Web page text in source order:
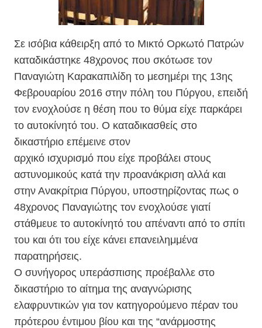
Σε ισόβια κάθειρξη από το Μικτό Ορκωτό Πατρών
καταδικάστηκε 48χρονος που σκότωσε τον
Παναγιώτη Καρακαπιλίδη το μεσημέρι της 13ης
Φεβρουαρίου 2016 στην πόλη του Πύργου, επειδή
τον ενοχλούσε η θέση που το θύμα είχε παρκάρει
το αυτοκίνητό του. Ο καταδικασθείς στο
δικαστήριο επέμεινε στον
αρχικό ισχυρισμό που είχε προβάλει στους
αστυνομικούς κατά την προανάκριση αλλά και
στην Ανακρίτρια Πύργου, υποστηρίζοντας πως ο
48χρονος Παναγιώτης τον ενοχλούσε γιατί
στάθμευε το αυτοκίνητό του απέναντι από το σπίτι
του και ότι του είχε κάνει επανειλημμένα
παρατηρήσεις.
Ο συνήγορος υπεράσπισης προέβαλλε στο
δικαστήριο το αίτημα της αναγνώρισης
ελαφρυντικών για τον κατηγορούμενο πέραν του
πρότερου έντιμου βίου και της “ανάρμοστης